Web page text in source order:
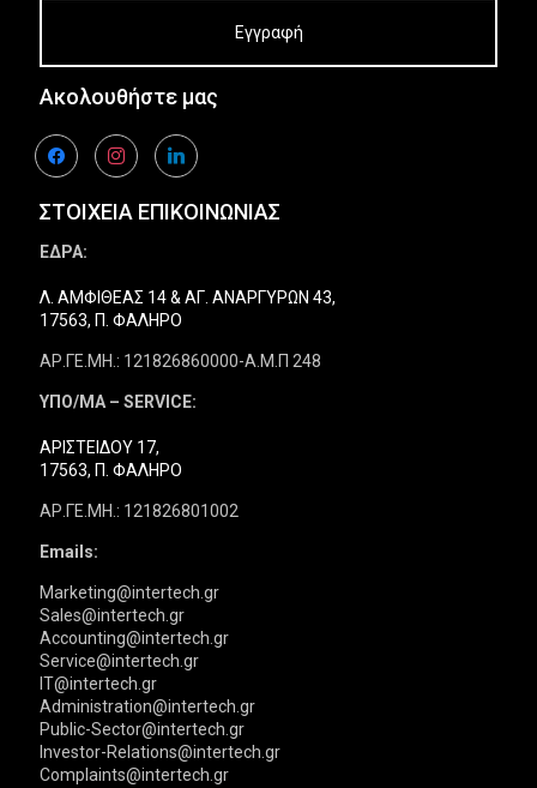
Ακολουθήστε μας
facebookinstagramlinkedin
ΣΤΟΙΧΕΙΑ ΕΠΙΚΟΙΝΩΝΙΑΣ
ΕΔΡΑ:
Λ. ΑΜΦΙΘΕΑΣ 14 & ΑΓ. ΑΝΑΡΓΥΡΩΝ 43,
17563, Π. ΦΑΛΗΡΟ
ΑΡ.ΓΕ.ΜΗ.: 121826860000-Α.Μ.Π 248
ΥΠΟ/ΜΑ – SERVICE:
ΑΡΙΣΤΕΙΔΟΥ 17,
17563, Π. ΦΑΛΗΡΟ
ΑΡ.ΓΕ.ΜΗ.: 121826801002
Emails:
Marketing@intertech.gr
Sales@intertech.gr
Accounting@intertech.gr
Service@intertech.gr
IT@intertech.gr
Administration@intertech.gr
Public-Sector@intertech.gr
Investor-Relations@intertech.gr
Complaints@intertech.gr